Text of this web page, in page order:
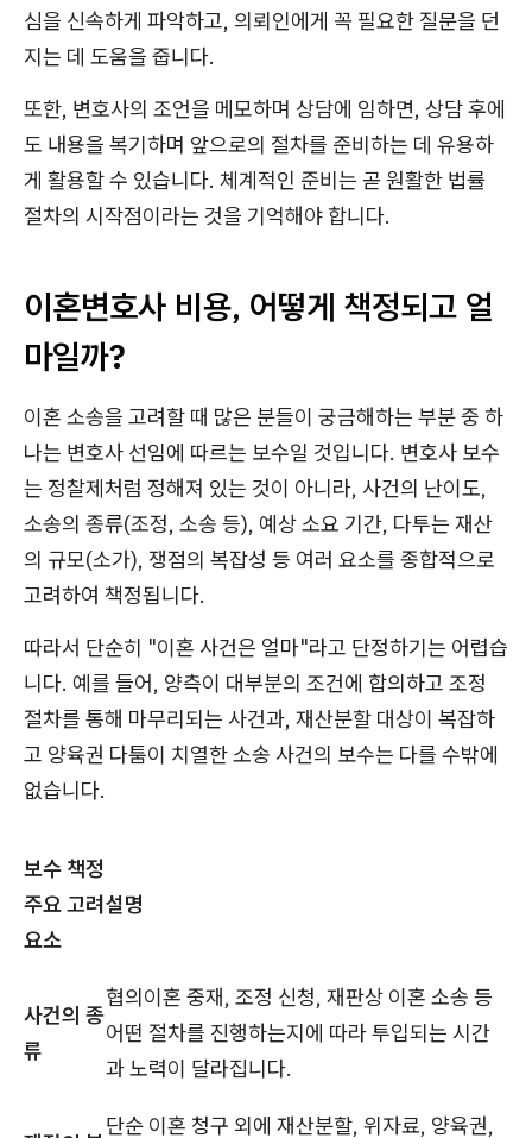
심을 신속하게 파악하고, 의뢰인에게 꼭 필요한 질문을 던
지는 데 도움을 줍니다.
또한, 변호사의 조언을 메모하며 상담에 임하면, 상담 후에
도 내용을 복기하며 앞으로의 절차를 준비하는 데 유용하
게 활용할 수 있습니다. 체계적인 준비는 곧 원활한 법률
절차의 시작점이라는 것을 기억해야 합니다.
이혼변호사 비용, 어떻게 책정되고 얼
마일까?
이혼 소송을 고려할 때 많은 분들이 궁금해하는 부분 중 하
나는 변호사 선임에 따르는 보수일 것입니다. 변호사 보수
는 정찰제처럼 정해져 있는 것이 아니라, 사건의 난이도,
소송의 종류(조정, 소송 등), 예상 소요 기간, 다투는 재산
의 규모(소가), 쟁점의 복잡성 등 여러 요소를 종합적으로
고려하여 책정됩니다.
따라서 단순히 "이혼 사건은 얼마"라고 단정하기는 어렵습
니다. 예를 들어, 양측이 대부분의 조건에 합의하고 조정
절차를 통해 마무리되는 사건과, 재산분할 대상이 복잡하
고 양육권 다툼이 치열한 소송 사건의 보수는 다를 수밖에
없습니다.
보수 책정
주요 고려
요소
설명
사건의 종
류
협의이혼 중재, 조정 신청, 재판상 이혼 소송 등
어떤 절차를 진행하는지에 따라 투입되는 시간
과 노력이 달라집니다.
단순 이혼 청구 외에 재산분할, 위자료, 양육권,